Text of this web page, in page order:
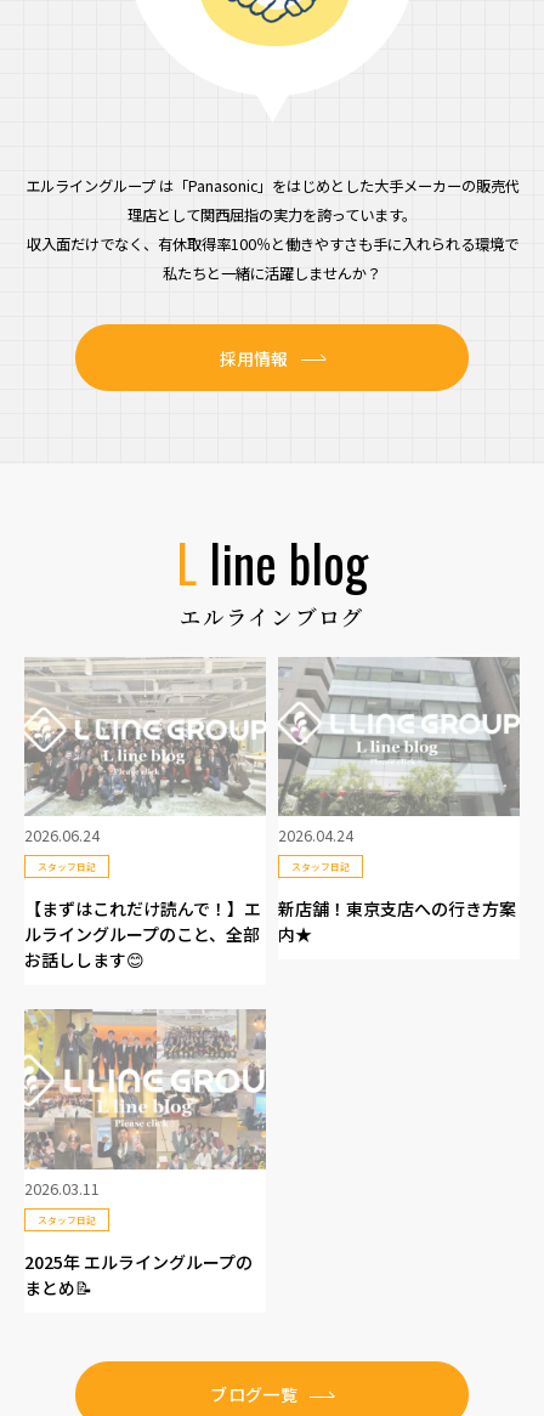
エルライングループ は「Panasonic」をはじめとした大手メーカーの販売代
理店として関西屈指の実力を誇っています。
収入面だけでなく、有休取得率100％と働きやすさも手に入れられる環境で
私たちと一緒に活躍しませんか？
採用情報
l line blog
エルラインブログ
2026.06.24
スタッフ日記
【まずはこれだけ読んで！】エ
ルライングループのこと、全部
お話しします😊
2026.04.24
スタッフ日記
新店舗！東京支店への行き方案
内★
2026.03.11
スタッフ日記
2025年 エルライングループの
まとめ📝
ブログ一覧